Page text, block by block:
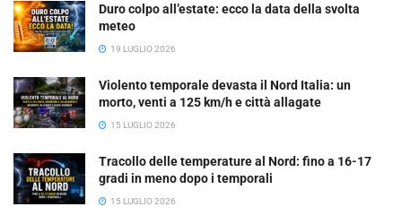
Duro colpo all’estate: ecco la data della svolta
meteo
19 LUGLIO 2026
Violento temporale devasta il Nord Italia: un
morto, venti a 125 km/h e città allagate
15 LUGLIO 2026
Tracollo delle temperature al Nord: fino a 16-17
gradi in meno dopo i temporali
15 LUGLIO 2026